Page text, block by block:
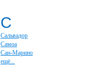
С
Сальвадор
Самоа
Сан-Марино
ещё...